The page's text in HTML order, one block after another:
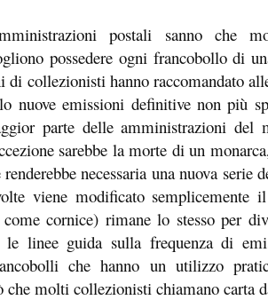
postali sanno che
possedere ogni francobollo di
di collezionisti hanno raccomandato
nuove emissioni definitive non più
parte delle amministrazioni del
sarebbe la morte di un
necessaria una nuova serie
viene modificato semplicemente
come cornice) rimane lo stesso per
le linee guida sulla frequenza di
che hanno un utilizzo
che molti collezionisti chiamano carta